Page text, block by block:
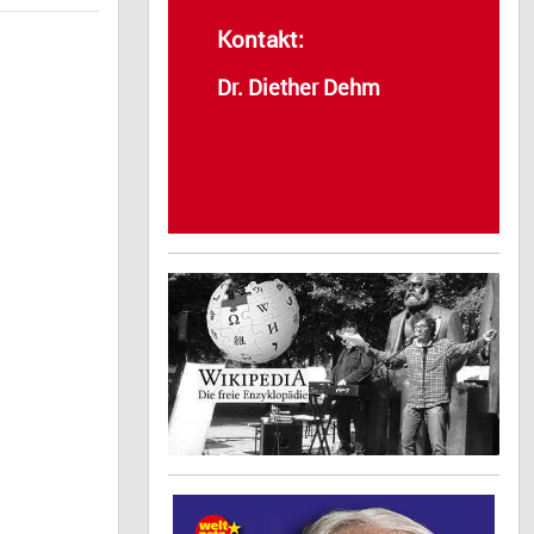
Kontakt:
Dr. Diether Dehm